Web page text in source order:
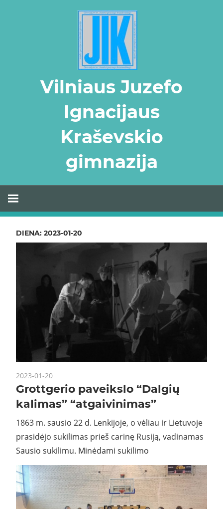
Vilniaus Juzefo
Ignacijaus
Kraševskio
gimnazija
DIENA: 2023-01-20
2023-01-20
Grottgerio paveikslo “Dalgių
kalimas” “atgaivinimas”
1863 m. sausio 22 d. Lenkijoje, o vėliau ir Lietuvoje
prasidėjo sukilimas prieš carinę Rusiją, vadinamas
Sausio sukilimu. Minėdami sukilimo